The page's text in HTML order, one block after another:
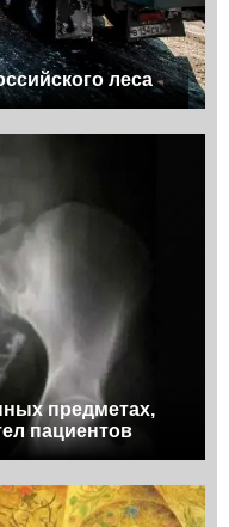
леса
предметах,
пациентов